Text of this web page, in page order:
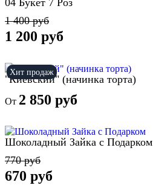
1 400 руб
1 200 руб
Хит продаж
"Киевский" (начинка торта)
От 2 850 руб
Шоколадный Зайка с Подарком
770 руб
670 руб